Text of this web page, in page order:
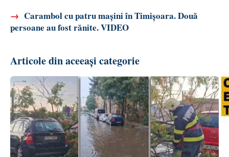
→ Carambol cu patru mașini în Timișoara. Două
persoane au fost rănite. VIDEO
Articole din aceeași categorie